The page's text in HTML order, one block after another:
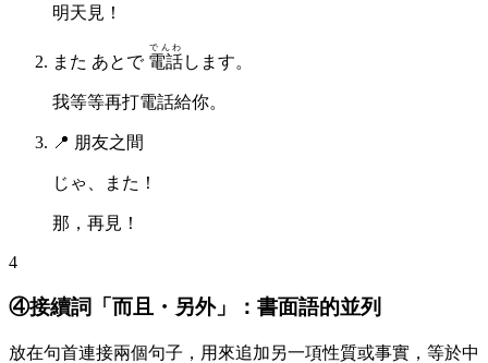
明天見！
また あとで 電話
でんわ
します。
我等等再打電話給你。
📍 朋友之間
じゃ、また！
那，再見！
4
④接續詞「而且・另外」：書面語的並列
放在句首連接兩個句子，用來追加另一項性質或事實，等於中